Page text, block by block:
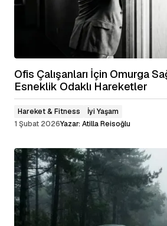
Ofis Çalışanları İçin Omurga
Esneklik Odaklı Hareketler
Hareket & Fitness
İyi Yaşam
1 Şubat 2026Yazar: Atilla Reisoğlu